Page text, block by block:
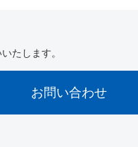
たします。
お問い合わせ